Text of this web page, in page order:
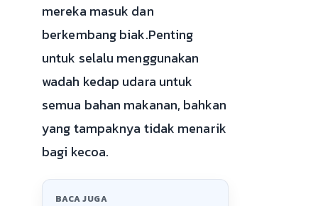
mereka masuk dan
berkembang biak.Penting
untuk selalu menggunakan
wadah kedap udara untuk
semua bahan makanan, bahkan
yang tampaknya tidak menarik
bagi kecoa.
BACA JUGA